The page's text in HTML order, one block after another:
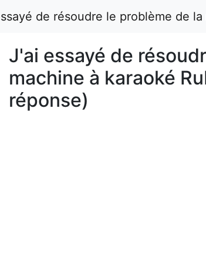
de résoudre le problème de
J'ai essayé de
machine à karaoké
réponse)